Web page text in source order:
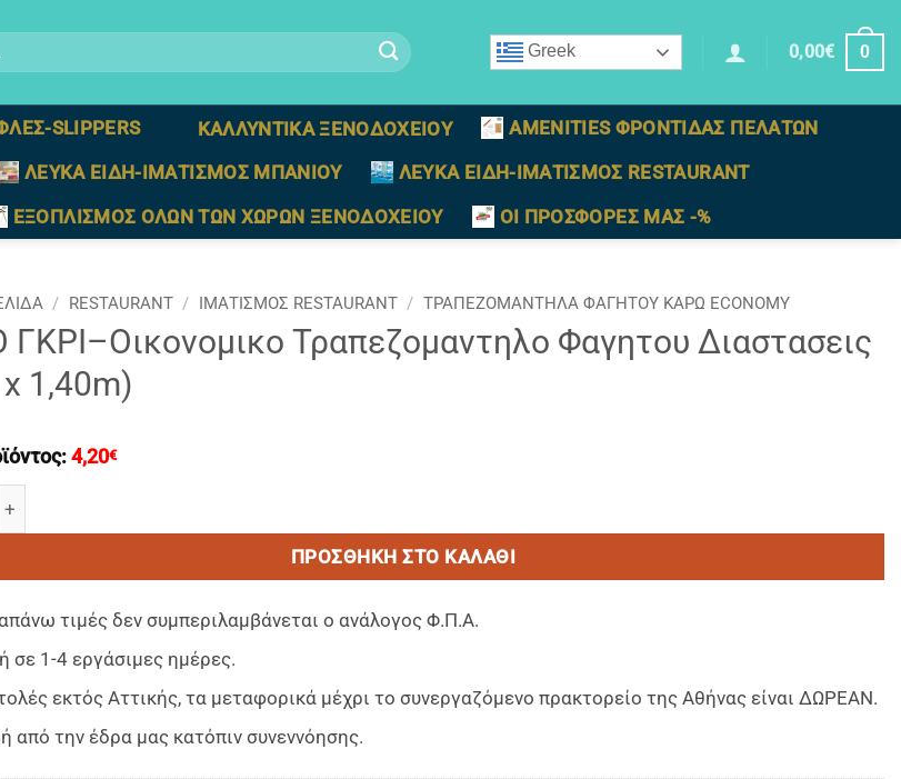
Greek 0,00€ 0
SLIPPERS ΚΑΛΛΥΝΤΙΚΑ ΞΕΝΟΔΟΧΕΙΟΥ
AMENITIES ΦΡΟΝΤΙΔΑΣ ΠΕΛΑΤΩΝ
ΛΕΥΚΑ ΕΙΔΗ-ΙΜΑΤΙΣΜΟΣ ΜΠΑΝΙΟΥ
ΛΕΥΚΑ ΕΙΔΗ-ΙΜΑΤΙΣΜΟΣ RESTAURANT
ΕΞΟΠΛΙΣΜΟΣ ΟΛΩΝ ΤΩΝ ΧΩΡΩΝ ΞΕΝΟΔΟΧΕΙΟΥ ΟΙ ΠΡΟΣΦΟΡΕΣ ΜΑΣ -%
/ RESTAURANT / ΙΜΑΤΙΣΜΟΣ RESTAURANT / ΤΡΑΠΕΖΟΜΑΝΤΗΛΑ ΦΑΓΗΤΟΥ ΚΑΡΩ ECONOMY
ΓΚΡΙ–Οικονομικο Τραπεζομαντηλο Φαγητου Διαστασεις
1,40m)
4,20€
Τραπεζομαντηλο Φαγητου Διαστασεις (1,40 x 1,40m) ποσότητα
ΠΡΟΣΘΉΚΗ ΣΤΟ ΚΑΛΆΘΙ
τιμές δεν συμπεριλαμβάνεται ο ανάλογος Φ.Π.Α.
σε 1-4 εργάσιμες ημέρες.
εκτός Αττικής, τα μεταφορικά μέχρι το συνεργαζόμενο πρακτορείο της Αθήνας είναι ΔΩΡΕΑΝ.
από την έδρα μας κατόπιν συνεννόησης.